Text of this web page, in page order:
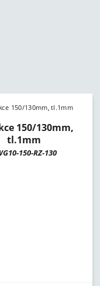
150/130mm,
tl.1mm
150-RZ-130